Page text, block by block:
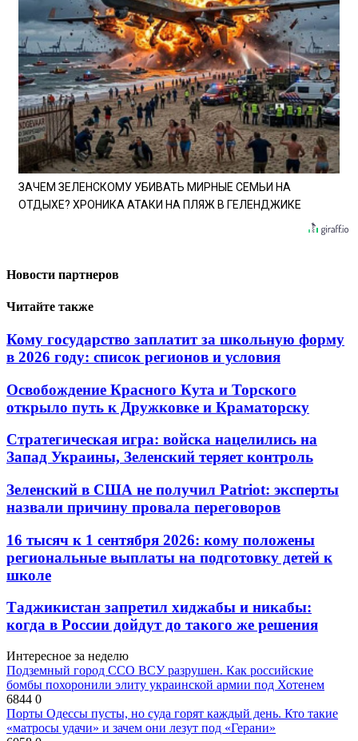
ЗАЧЕМ ЗЕЛЕНСКОМУ УБИВАТЬ МИРНЫЕ СЕМЬИ НА
ОТДЫХЕ? ХРОНИКА АТАКИ НА ПЛЯЖ В ГЕЛЕНДЖИКЕ
Новости партнеров
Читайте также
Кому государство заплатит за школьную форму
в 2026 году: список регионов и условия
Освобождение Красного Кута и Торского
открыло путь к Дружковке и Краматорску
Стратегическая игра: войска нацелились на
Запад Украины, Зеленский теряет контроль
Зеленский в США не получил Patriot: эксперты
назвали причину провала переговоров
16 тысяч к 1 сентября 2026: кому положены
региональные выплаты на подготовку детей к
школе
Таджикистан запретил хиджабы и никабы:
когда в России дойдут до такого же решения
Интересное за неделю
Подземный город ССО ВСУ разрушен. Как российские
бомбы похоронили элиту украинской армии под Хотенем
6844 0
Порты Одессы пусты, но суда горят каждый день. Кто такие
«матросы удачи» и зачем они лезут под «Герани»